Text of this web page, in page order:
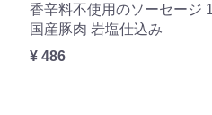
香辛料不使用のソーセージ
国産豚肉 岩塩仕込み
¥ 486